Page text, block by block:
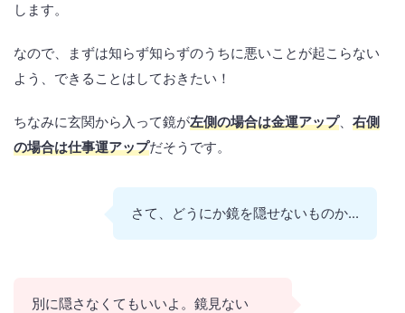
します。
なので、まずは知らず知らずのうちに悪いことが起こらない
よう、できることはしておきたい！
ちなみに玄関から入って鏡が左側の場合は金運アップ、 右側
の場合は仕事運アップだそうです。
さて、どうにか鏡を隠せないものか...
別に隠さなくてもいいよ。鏡見ない